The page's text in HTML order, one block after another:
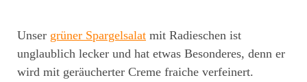
Unser grüner Spargelsalat mit Radieschen ist
unglaublich lecker und hat etwas Besonderes, denn er
wird mit geräucherter Creme fraiche verfeinert.